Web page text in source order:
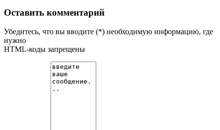
Оставить комментарий
Убедитесь, что вы вводите (*) необходимую информацию, где
нужно
HTML-коды запрещены